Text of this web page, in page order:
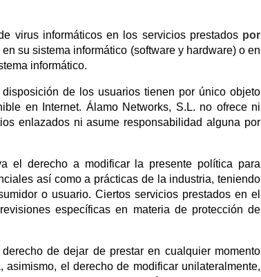
virus informáticos en los servicios prestados por
su sistema informático (software y hardware) o en
informático.
de los usuarios tienen por único objeto
en Internet. Álamo Networks, S.L. no ofrece ni
enlazados ni asume responsabilidad alguna por
el derecho a modificar la presente política para
así como a prácticas de la industria, teniendo
o usuario. Ciertos servicios prestados en el
específicas en materia de protección de
de dejar de prestar en cualquier momento
el derecho de modificar unilateralmente,